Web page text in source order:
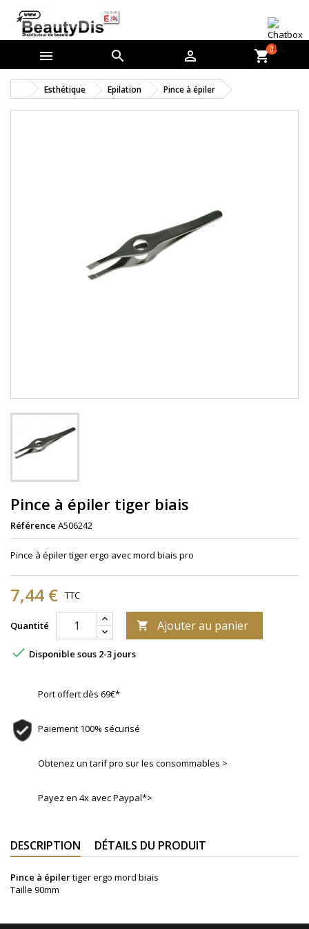
   shopping_cart0
Esthétique Epilation Pince à épiler
Pince à épiler tiger biais
Référence A506242
Pince à épiler tiger ergo avec mord biais pro
7,44 € TTC
Quantité  Ajouter au panier
 Disponible sous 2-3 jours
Port offert dès 69€*
Paiement 100% sécurisé
Obtenez un tarif pro sur les consommables >
Payez en 4x avec Paypal*>
DESCRIPTION DÉTAILS DU PRODUIT
Pince à épilertiger ergo mord biais
Taille 90mm